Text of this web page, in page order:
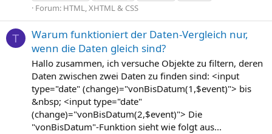
Forum: HTML, XHTML & CSS
T
Warum funktioniert der Daten-Vergleich nur,
wenn die Daten gleich sind?
Hallo zusammen, ich versuche Objekte zu filtern, deren
Daten zwischen zwei Daten zu finden sind: <input
type="date" (change)="vonBisDatum(1,$event)"> bis
&nbsp; <input type="date"
(change)="vonBisDatum(2,$event)"> Die
"vonBisDatum"-Funktion sieht wie folgt aus...